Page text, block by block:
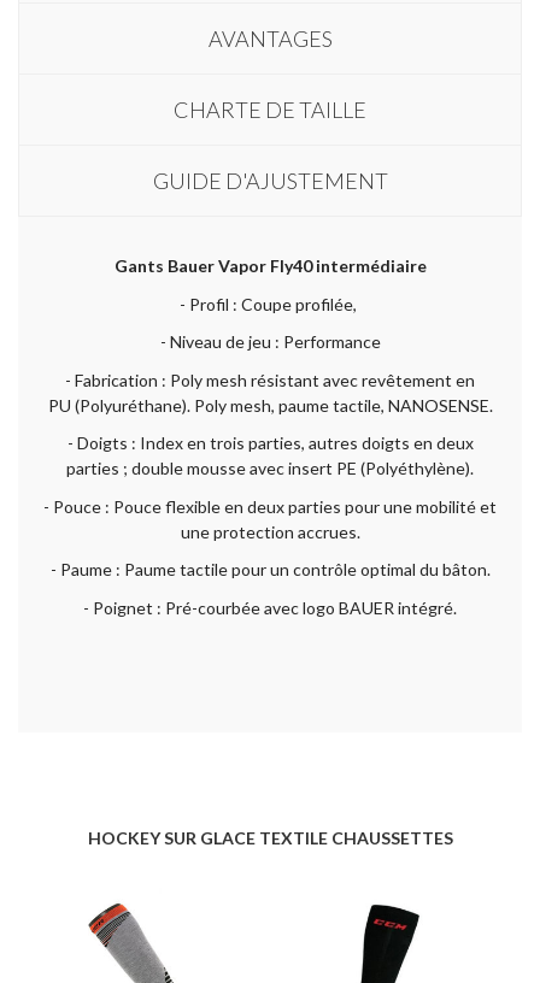
AVANTAGES
CHARTE DE TAILLE
GUIDE D'AJUSTEMENT
Gants Bauer Vapor Fly40 intermédiaire
- Profil : Coupe profilée,
- Niveau de jeu : Performance
- Fabrication : Poly mesh résistant avec revêtement en
PU (Polyuréthane). Poly mesh, paume tactile, NANOSENSE.
- Doigts : Index en trois parties, autres doigts en deux
parties ; double mousse avec insert PE (Polyéthylène).
- Pouce : Pouce flexible en deux parties pour une mobilité et
une protection accrues.
- Paume : Paume tactile pour un contrôle optimal du bâton.
- Poignet : Pré-courbée avec logo BAUER intégré.
HOCKEY SUR GLACE TEXTILE CHAUSSETTES